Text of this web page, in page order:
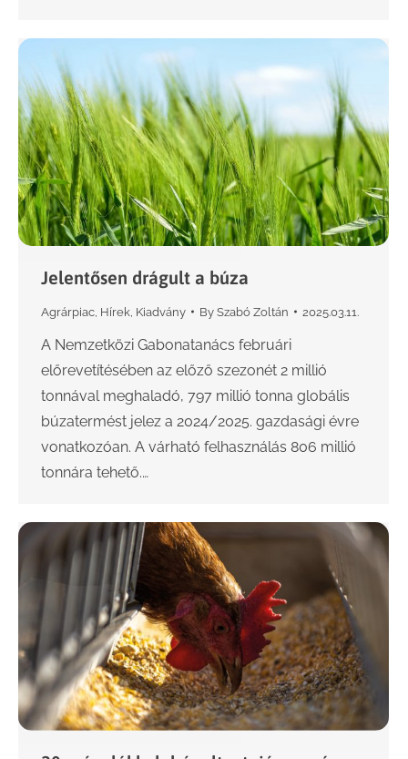
Jelentősen drágult a búza
Agrárpiac Hírek Kiadvány By Szabó Zoltán 2025.03.11.
A Nemzetközi Gabonatanács februári
előrevetítésében az előző szezonét 2 millió
tonnával meghaladó, 797 millió tonna globális
búzatermést jelez a 2024/2025. gazdasági évre
vonatkozóan. A várható felhasználás 806 millió
tonnára tehető.…